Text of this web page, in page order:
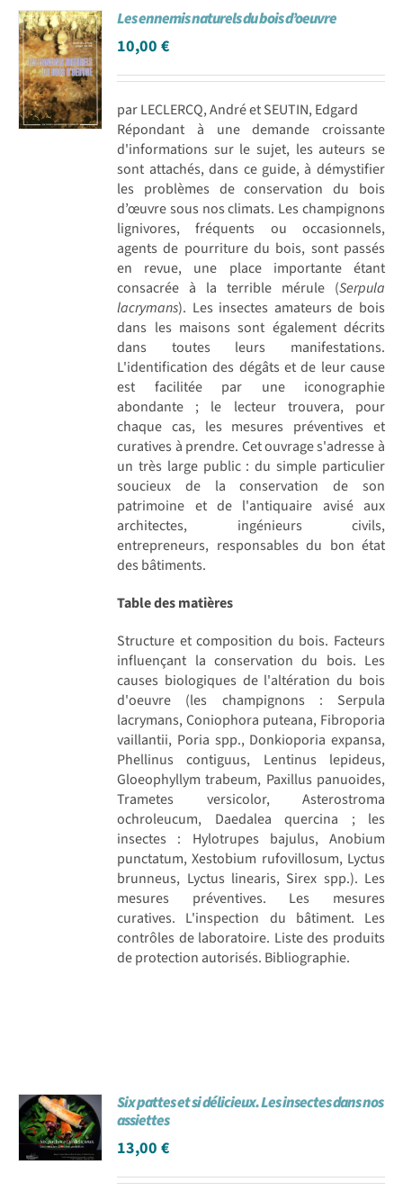
Achat en ligne
Panier WooCommerce
Les ennemis naturels du bois d’oeuvre
10,00€
par LECLERCQ, André et SEUTIN, Edgard
Répondant à une demande croissante
d'informations sur le sujet, les auteurs se
sont attachés, dans ce guide, à démystifier
les problèmes de conservation du bois
d’œuvre sous nos climats. Les champignons
lignivores, fréquents ou occasionnels,
agents de pourriture du bois, sont passés
en revue, une place importante étant
consacrée à la terrible mérule (Serpula
lacrymans). Les insectes amateurs de bois
dans les maisons sont également décrits
dans toutes leurs manifestations.
L'identification des dégâts et de leur cause
est facilitée par une iconographie
abondante ; le lecteur trouvera, pour
chaque cas, les mesures préventives et
curatives à prendre. Cet ouvrage s'adresse à
un très large public : du simple particulier
soucieux de la conservation de son
patrimoine et de l'antiquaire avisé aux
architectes, ingénieurs civils,
entrepreneurs, responsables du bon état
des bâtiments.
Table des matières
Structure et composition du bois. Facteurs
influençant la conservation du bois. Les
causes biologiques de l'altération du bois
d'oeuvre (les champignons : Serpula
lacrymans, Coniophora puteana, Fibroporia
vaillantii, Poria spp., Donkioporia expansa,
Phellinus contiguus, Lentinus lepideus,
Gloeophyllym trabeum, Paxillus panuoides,
Trametes versicolor, Asterostroma
ochroleucum, Daedalea quercina ; les
insectes : Hylotrupes bajulus, Anobium
punctatum, Xestobium rufovillosum, Lyctus
brunneus, Lyctus linearis, Sirex spp.). Les
mesures préventives. Les mesures
curatives. L'inspection du bâtiment. Les
contrôles de laboratoire. Liste des produits
de protection autorisés. Bibliographie.
Six pattes et si délicieux. Les insectes dans nos
assiettes
13,00€